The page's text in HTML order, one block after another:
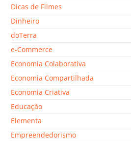
Dicas de Filmes
Dinheiro
doTerra
e-Commerce
Economia Colaborativa
Economia Compartilhada
Economia Criativa
Educação
Elementa
Empreendedorismo